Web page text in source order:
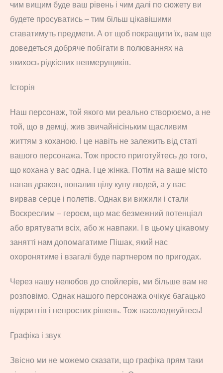
чим вищим буде ваш рівень і чим далі по сюжету ви
будете просуватись – тим більш цікавішими
ставатимуть предмети. А от щоб покращити їх, вам ще
доведеться добряче побігати в полюваннях на
якихось рідкісних невмерущиків.
Історія
Наш персонаж, той якого ми реально створюємо, а не
той, що в демці, жив звичайнісіньким щасливим
життям з коханою. І це навіть не залежить від статі
вашого персонажа. Тож просто приготуйтесь до того,
що кохана у вас одна. І це жінка. Потім на ваше місто
напав дракон, попалив цілу купу людей, а у вас
вирвав серце і полетів. Однак ви вижили і стали
Воскреслим – героєм, що має безмежний потенціал
або врятувати всіх, або ж навпаки. І в цьому цікавому
занятті нам допомагатиме Пішак, який нас
охоронятиме і взагалі буде партнером по пригодах.
Через нашу нелюбов до спойлерів, ми більше вам не
розповімо. Однак нашого персонажа очікує багацько
відкриттів і непростих рішень. Тож насолоджуйтесь!
Графіка і звук
Звісно ми не можемо сказати, що графіка прям таки